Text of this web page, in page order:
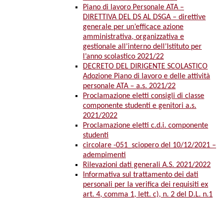
Piano di lavoro Personale ATA –
DIRETTIVA DEL DS AL DSGA – direttive
generale per un’efficace azione
amministrativa, organizzativa e
gestionale all’interno dell’Istituto per
l’anno scolastico 2021/22
DECRETO DEL DIRIGENTE SCOLASTICO
Adozione Piano di lavoro e delle attività
personale ATA – a.s. 2021/22
Proclamazione eletti consigli di classe
componente studenti e genitori a.s.
2021/2022
Proclamazione eletti c.d.i. componente
studenti
circolare -051_sciopero del 10/12/2021 –
adempimenti
Rilevazioni dati generali A.S. 2021/2022
Informativa sul trattamento dei dati
personali per la verifica dei requisiti ex
art. 4, comma 1, lett. c), n. 2 del D.L. n.1